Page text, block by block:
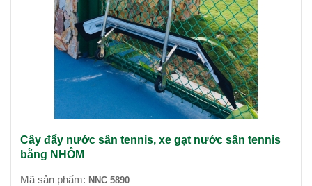
Cây đẩy nước sân tennis, xe gạt nước sân tennis
bằng NHÔM
Mã sản phẩm: NNC 5890